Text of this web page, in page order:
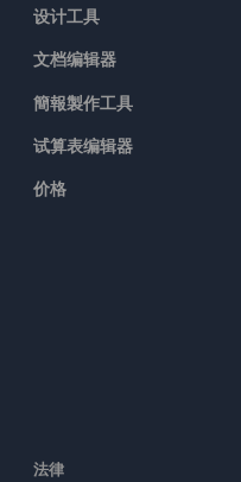
设计工具
文档编辑器
簡報製作工具
试算表编辑器
价格
法律